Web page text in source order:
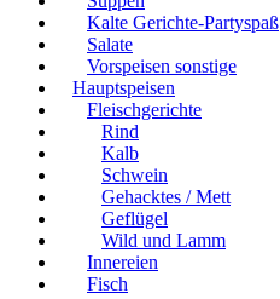
Kalte Gerichte-Partyspaß
Salate
Vorspeisen sonstige
Hauptspeisen
Fleischgerichte
Rind
Kalb
Schwein
Gehacktes / Mett
Geflügel
Wild und Lamm
Innereien
Fisch